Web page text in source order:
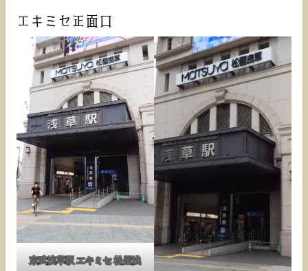
エキミセ正面口
東武浅草駅 エキミセ 松屋浅